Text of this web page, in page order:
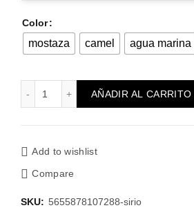
Color
mostaza camel agua marina
Pendiente alargado de metal
AÑADIR AL CARRITO
Add to wishlist
Compare
SKU: 5655878107288-sirio